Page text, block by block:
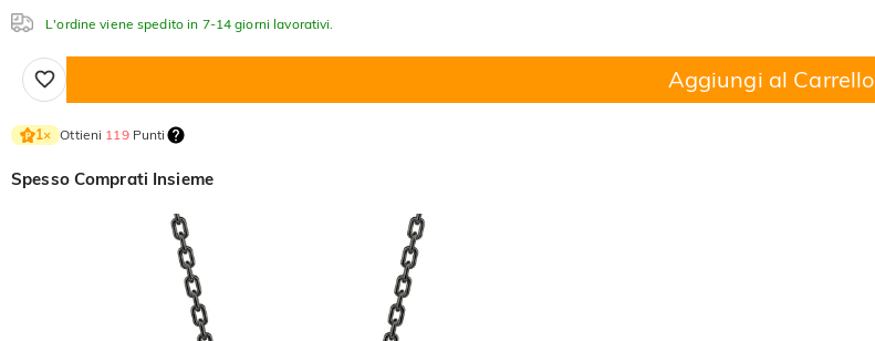
L'ordine viene spedito in 7-14 giorni lavorativi.
Aggiungi al Carrello
1× Ottieni 119Punti
Spesso Comprati Insieme